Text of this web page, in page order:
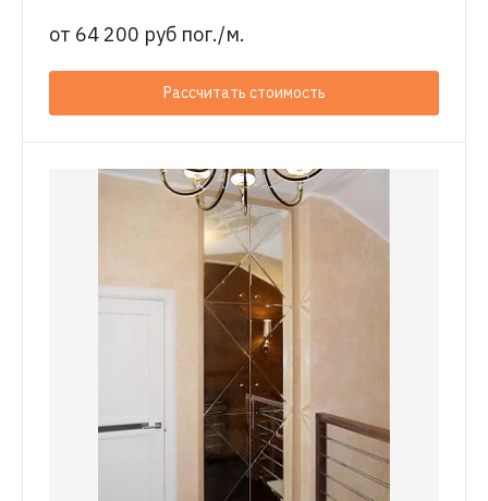
от 64 200 руб пог./м.
Рассчитать стоимость